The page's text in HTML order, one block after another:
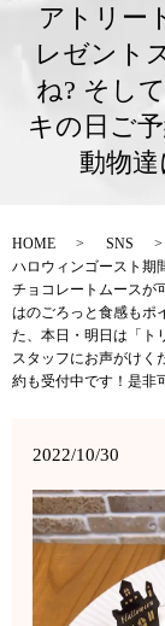
アトリー
レゼント
ね? そし
キの日ご
動物
HOME
SNS
ハロウィンゴースト期
チョコレートムースが
はのごろっと食感もポ
た、本日・明日は「ト
スタッフにお声がけく
約も受付中です！是非
2022/10/30